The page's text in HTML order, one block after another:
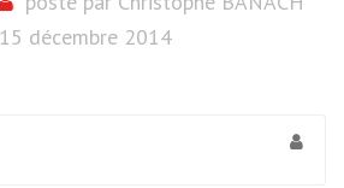
15 décembre 2014